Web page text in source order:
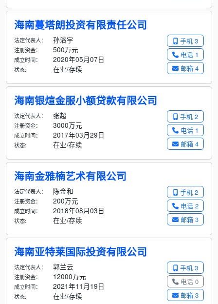
海南蔓塔朗投资有限责任公司
手机 3
电话 1
邮箱 4
法定代表人： 孙浴宇
注册资金： 500万元
成立时间： 2020年05月07日
状态: 在业/存续
海南银煊金服小额贷款有限公司
手机 2
电话 1
邮箱 4
法定代表人： 张超
注册资金： 3000万元
成立时间： 2017年03月29日
状态: 在业/存续
海南金雅楠艺术有限公司
手机 2
电话 2
邮箱 3
法定代表人： 陈金和
注册资金： 200万元
成立时间： 2018年08月03日
状态: 在业/存续
海南亚特莱国际投资有限公司
手机 3
电话 0
邮箱 3
法定代表人： 郭兰云
注册资金： 12000万元
成立时间： 2021年11月19日
状态: 在业/存续